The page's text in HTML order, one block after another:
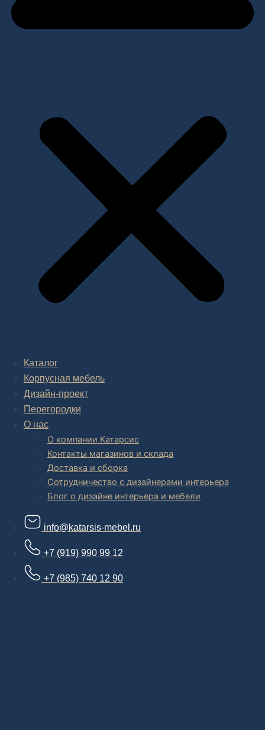
Каталог
Корпусная мебель
Дизайн-проект
Перегородки
О нас
О компании Катарсис
Контакты магазинов и склада
Доставка и сборка
Сотрудничество с дизайнерами интерьера
Блог о дизайне интерьера и мебели
info@katarsis-mebel.ru
+7 (919) 990 99 12
+7 (985) 740 12 90
дизайн проекта интерьера,
В салоне мебелииинтернет магазине дизайнерской мебели
есть и готовые товары, которые можем доставить уже сегодня, и
корпусная мебель на заказ, включая кухни.